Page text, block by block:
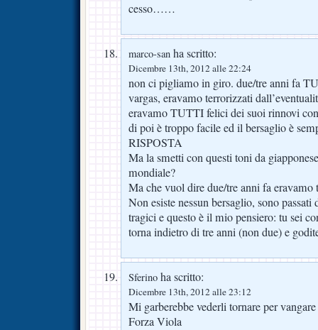
cesso……
marco-san ha scritto:
Dicembre 13th, 2012 alle 22:24
non ci pigliamo in giro. due/tre anni fa
vargas, eravamo terrorizzati
eravamo TUTTI felici dei suoi rinnovi
di poi è troppo facile ed il bersaglio è
RISPOSTA
Ma la smetti con questi toni da
mondiale?
Ma che vuol dire due/tre anni fa eravamo
Non esiste nessun bersaglio, sono
tragici e questo è il mio pensiero: tu sei
torna indietro di tre anni (non due) e
Sferino ha scritto:
Dicembre 13th, 2012 alle 23:12
Mi garberebbe vederli tornare per
Forza Viola